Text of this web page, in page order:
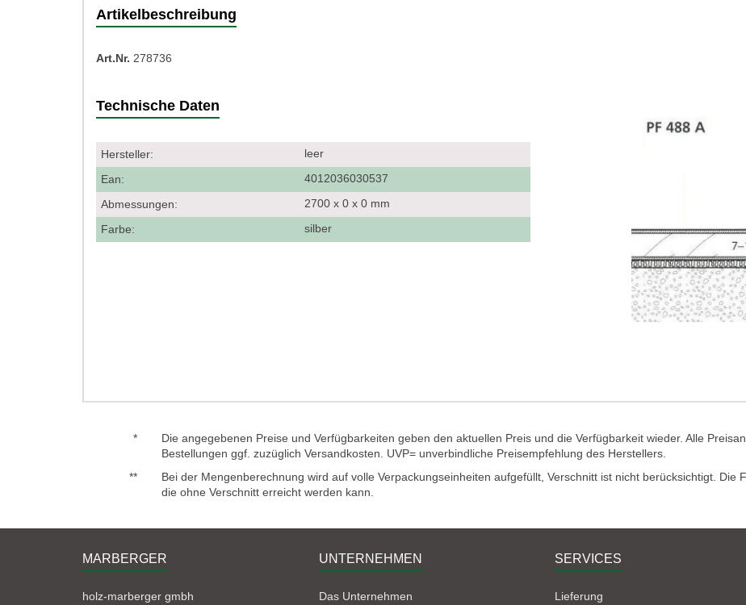
Artikelbeschreibung
Art.Nr. 278736
Technische Daten
Hersteller:
leer
Ean:
4012036030537
Abmessungen:
2700 x 0 x 0 mm
Farbe:
silber
*
Die angegebenen Preise und Verfügbarkeiten geben den aktuellen Preis und die Verfügbarkeit wieder. Alle
Bestellungen ggf. zuzüglich Versandkosten. UVP= unverbindliche Preisempfehlung des Herstellers.
**
Bei der Mengenberechnung wird auf volle Verpackungseinheiten aufgefüllt, Verschnitt ist nicht berücksichtigt. Die
die ohne Verschnitt erreicht werden kann.
MARBERGER
holz-marberger gmbh
UNTERNEHMEN
Das Unternehmen
SERVICES
Lieferung